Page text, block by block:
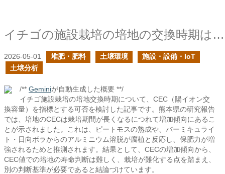
イチゴの施設栽培の培地の交換時期はどのように判断すれば良い？
2026-05-01 堆肥・肥料 土壌環境
施設・設備・IoT
土壌分析
/** Geminiが自動生成した概要 **/
イチゴ施設栽培の培地交換時期について、CEC（陽イオン交
換容量）を指標とする可否を検討した記事です。熊本県の研究報告
では、培地のCECは栽培期間が長くなるにつれて増加傾向にあるこ
とが示されました。これは、ピートモスの熟成や、バーミキュライ
ト・日向ボラからのアルミニウム溶脱が腐植と反応し、保肥力が増
強されるためと推測されます。結果として、CECの増加傾向から、
CEC値での培地の寿命判断は難しく、栽培が難化する点を踏まえ、
別の判断基準が必要であると結論づけています。